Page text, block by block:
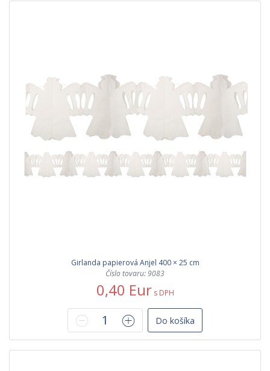
Girlanda papierová Anjel 400 × 25 cm
Číslo tovaru: 9083
0,40 Eur s DPH
Do košíka